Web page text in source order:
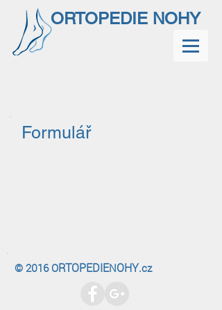
ORTOPEDIE NOHY
Formulář
© 2016 ORTOPEDIENOHY.cz